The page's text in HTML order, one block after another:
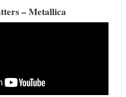
– Metallica